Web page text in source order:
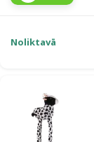
Noliktavā